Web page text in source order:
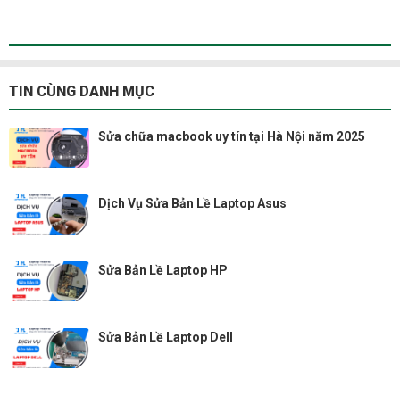
TIN CÙNG DANH MỤC
Sửa chữa macbook uy tín tại Hà Nội năm 2025
Dịch Vụ Sửa Bản Lề Laptop Asus
Sửa Bản Lề Laptop HP
Sửa Bản Lề Laptop Dell